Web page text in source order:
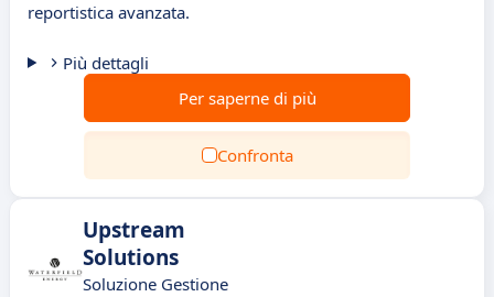
reportistica avanzata.
Più dettagli
Per saperne di più
Confronta
Upstream
Solutions
Soluzione Gestione